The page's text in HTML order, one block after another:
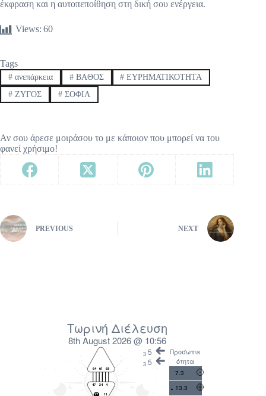
έκφραση και η αυτοπεποίθηση στη δική σου ενέργεια.
Views: 60
Tags
#ανεπάρκεια #ΒAΘΟΣ # ΕΥΡΗΜΑΤΙΚΟΤΗΤΑ
#ΖΥΓΟΣ #ΣΟΦIΑ
Αν σου άρεσε μοιράσου το με κάποιον που μπορεί να του
φανεί χρήσιμο!
PREVIOUS NEXT
Τωρινή Διέλευση
8th August 2026 @ 10:56
35
35
Προσωπικ
ότητα
7.3
13.3